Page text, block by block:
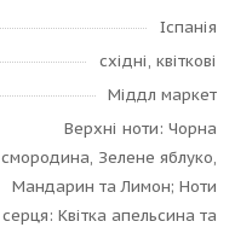
Іспанія
східні, квіткові
Міддл маркет
Верхні ноти: Чорна
смородина, Зелене яблуко,
Мандарин та Лимон; Ноти
серця: Квітка апельсина та